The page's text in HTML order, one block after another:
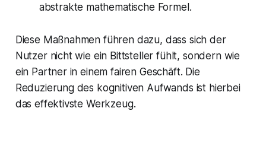
abstrakte mathematische Formel.
Diese Maßnahmen führen dazu, dass sich der
Nutzer nicht wie ein Bittsteller fühlt, sondern wie
ein Partner in einem fairen Geschäft. Die
Reduzierung des kognitiven Aufwands ist hierbei
das effektivste Werkzeug.